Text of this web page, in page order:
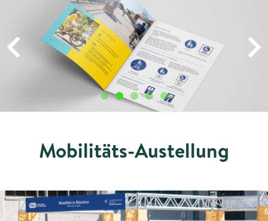
Mobilitäts-Austellung